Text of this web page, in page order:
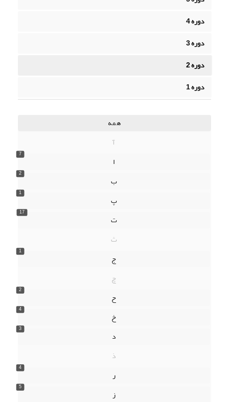
دوره 4
دوره 3
دوره 2
دوره 1
همه
آ
7
ا
2
ب
1
پ
17
ت
ث
1
ج
چ
2
ح
4
خ
3
د
ذ
4
ر
5
ز